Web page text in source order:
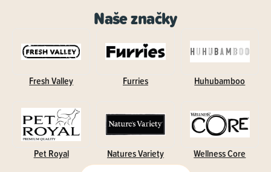
Naše značky
Fresh Valley Furries Huhubamboo
Pet Royal Natures Variety Wellness Core